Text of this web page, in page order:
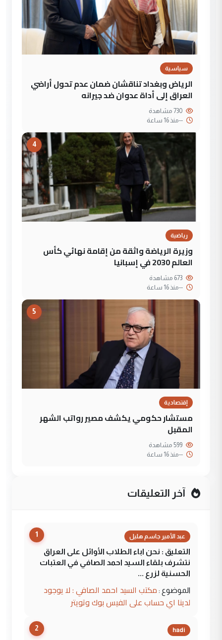
سياسية
الرياض وبغداد تناقشان ضمان عدم تحول أراضي
العراق إلى أداة عدوان ضد جيرانه
--منذ 16 ساعة
4
رياضية
وزيرة الرياضة واثقة من إقامة نهائي كأس
العالم 2030 في إسبانيا
--منذ 16 ساعة
5
إقتصادية
مستشار حكومي يكشف مصير رواتب الشهر
المقبل
--منذ 16 ساعة
آخر التعليقات
1 عبد الأمير جاسم هليل
التعليق : نحن اباء الطلاب الأوائل على العراق
نتشرف بلقاء السيد احمد الصافي في العتبات
الحسنية لزرع ...
الموضوع : مكتب السيد احمد الصافي : لا يوجود
لدينا اي حساب على الفيس بوك وتويتر
2 hadi